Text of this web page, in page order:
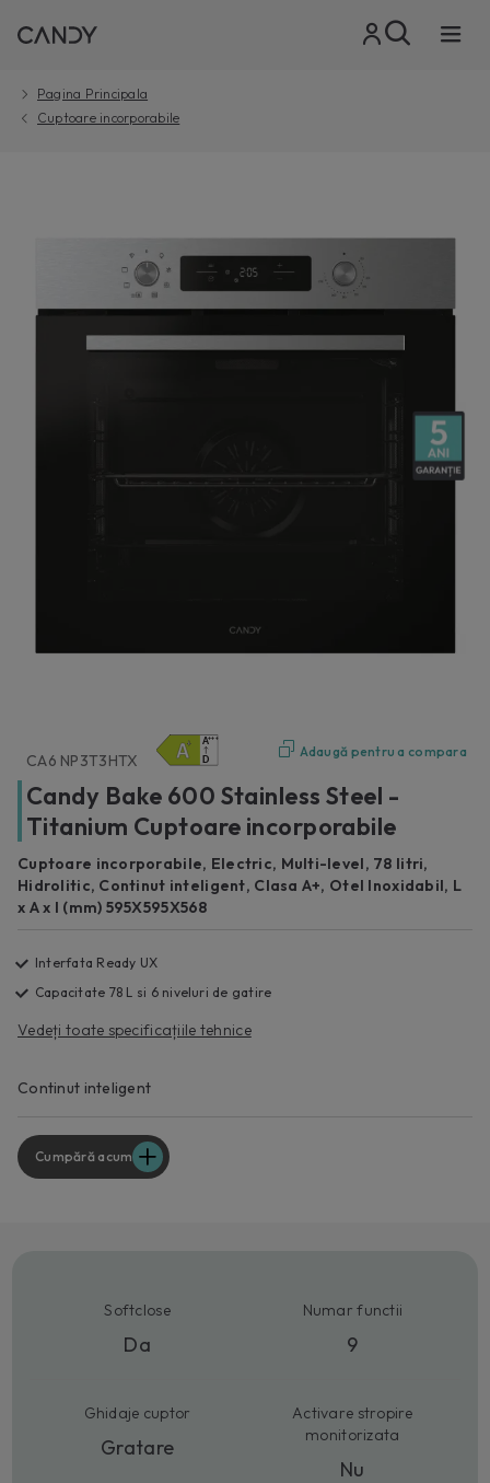
Pagina Principala
Cuptoare incorporabile
Adaugă pentru a compara
CA6 NP3T3HTX
Candy Bake 600 Stainless Steel -
Titanium Cuptoare incorporabile
Cuptoare incorporabile, Electric, Multi-level, 78 litri,
Hidrolitic, Continut inteligent, Clasa A+, Otel Inoxidabil, L
x A x I (mm) 595X595X568
Interfata Ready UX
Capacitate 78 L si 6 niveluri de gatire
Vedeți toate specificațiile tehnice
Continut inteligent
Cumpără acum
Softclose
Da
Numar functii
9
Ghidaje cuptor
Gratare
Activare stropire
monitorizata
Nu